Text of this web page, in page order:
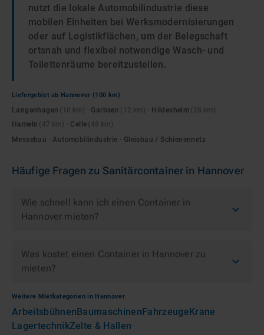
nutzt die lokale Automobilindustrie diese
mobilen Einheiten bei Werksmodernisierungen
oder auf Logistikflächen, um der Belegschaft
ortsnah und flexibel notwendige Wasch- und
Toilettenräume bereitzustellen.
Liefergebiet ab Hannover (100 km)
Langenhagen · Garbsen · Hildesheim
·
Hameln
· Celle
Messebau · Automobilindustrie · Gleisbau / Schienennetz
Häufige Fragen zu Sanitärcontainer in Hannover
Wie schnell kann ich einen Container in
Hannover mieten?
Was kostet einen Container in Hannover zu
mieten?
Weitere Mietkategorien in Hannover
ArbeitsbühnenBaumaschinenFahrzeugeKrane
LagertechnikZelte & Hallen